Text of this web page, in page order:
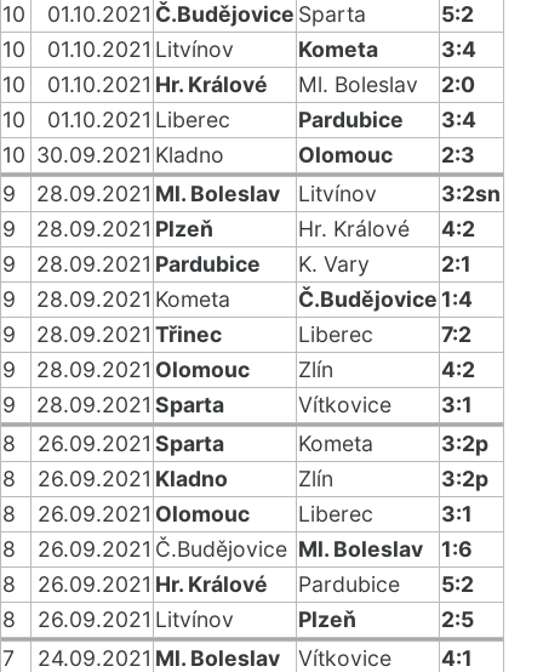
10
01.10.2021 Č.Budějovice Sparta
5:2
10
01.10.2021 Litvínov Kometa
3:4
10
01.10.2021 Hr. Králové Ml. Boleslav
2:0
10
01.10.2021 Liberec Pardubice
3:4
10 30.09.2021 Kladno Olomouc
2:3
9
28.09.2021 Ml. Boleslav Litvínov
3:2sn
9
28.09.2021 Plzeň Hr. Králové
4:2
9
28.09.2021 Pardubice K. Vary
2:1
9
28.09.2021 Kometa Č.Budějovice 1:4
9
28.09.2021 Třinec Liberec
7:2
9
28.09.2021 Olomouc Zlín
4:2
9
28.09.2021 Sparta Vítkovice
3:1
8
26.09.2021 Sparta Kometa
3:2p
8
26.09.2021 Kladno Zlín
3:2p
8
26.09.2021 Olomouc Liberec
3:1
8
26.09.2021 Č.Budějovice Ml. Boleslav
1:6
8
26.09.2021 Hr. Králové Pardubice
5:2
8
26.09.2021 Litvínov Plzeň
2:5
7
24.09.2021 Ml. Boleslav Vítkovice
4:1